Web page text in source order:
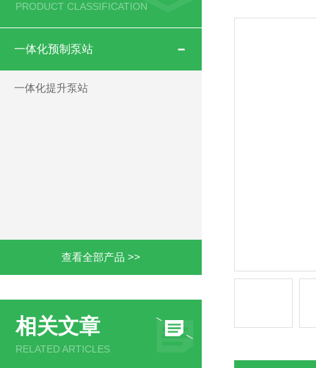
PRODUCT CLASSIFICATION
一体化预制泵站
一体化提升泵站
查看全部产品 >>
相关文章
RELATED ARTICLES